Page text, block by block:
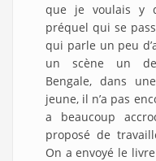
que je voulais y
préquel qui se
qui parle un peu
un scène un
Bengale, dans
jeune, il n’a pas
a beaucoup
proposé de
On a envoyé le